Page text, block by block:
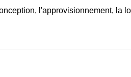
l'approvisionnement, la